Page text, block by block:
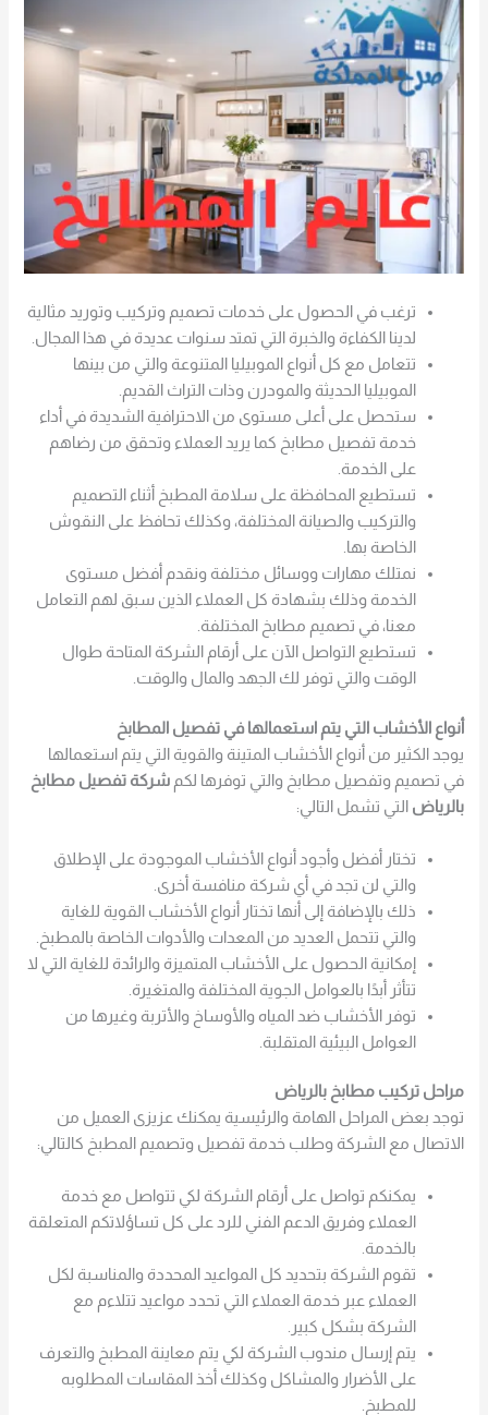
ترغب في الحصول على خدمات تصميم وتركيب وتوريد مثالية
لدينا الكفاءة والخبرة التي تمتد سنوات عديدة في هذا المجال.
تتعامل مع كل أنواع الموبيليا المتنوعة والتي من بينها
الموبيليا الحديثة والمودرن وذات التراث القديم.
ستحصل على أعلى مستوى من الاحترافية الشديدة في أداء
خدمة تفصيل مطابخ كما يريد العملاء وتحقق من رضاهم
على الخدمة.
تستطيع المحافظة على سلامة المطبخ أثناء التصميم
والتركيب والصيانة المختلفة، وكذلك تحافظ على النقوش
الخاصة بها.
نمتلك مهارات ووسائل مختلفة ونقدم أفضل مستوى
الخدمة وذلك بشهادة كل العملاء الذين سبق لهم التعامل
معنا، في تصميم مطابخ المختلفة.
تستطيع التواصل الآن على أرقام الشركة المتاحة طوال
الوقت والتي توفر لك الجهد والمال والوقت.
أنواع الأخشاب التي يتم استعمالها في تفصيل المطابخ
يوجد الكثير من أنواع الأخشاب المتينة والقوية التي يتم استعمالها
في تصميم وتفصيل مطابخ والتي توفرها لكمشركة تفصيل مطابخ
بالرياض التي تشمل التالي:
تختار أفضل وأجود أنواع الأخشاب الموجودة على الإطلاق
والتي لن تجد في أي شركة منافسة أخرى.
ذلك بالإضافة إلى أنها تختار أنواع الأخشاب القوية للغاية
والتي تتحمل العديد من المعدات والأدوات الخاصة بالمطبخ.
إمكانية الحصول على الأخشاب المتميزة والرائدة للغاية التي لا
تتأثر أبدًا بالعوامل الجوية المختلفة والمتغيرة.
توفر الأخشاب ضد المياه والأوساخ والأتربة وغيرها من
العوامل البيئية المتقلبة.
مراحل تركيب مطابخ بالرياض
توجد بعض المراحل الهامة والرئيسية يمكنك عزيزى العميل من
الاتصال مع الشركة وطلب خدمة تفصيل وتصميم المطبخ كالتالي:
يمكنكم تواصل على أرقام الشركة لكي تتواصل مع خدمة
العملاء وفريق الدعم الفني للرد على كل تساؤلاتكم المتعلقة
بالخدمة.
تقوم الشركة بتحديد كل المواعيد المحددة والمناسبة لكل
العملاء عبر خدمة العملاء التي تحدد مواعيد تتلاءم مع
الشركة بشكل كبير.
يتم إرسال مندوب الشركة لكي يتم معاينة المطبخ والتعرف
على الأضرار والمشاكل وكذلك أخذ المقاسات المطلوبه
للمطبخ.